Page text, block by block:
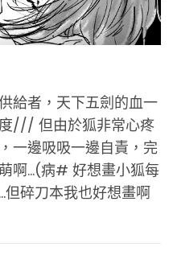
給者，天下五劍的血一
/// 但由於狐非常心疼
一邊吸吸一邊自責，完
啊…(病# 好想畫小狐每
碎刀本我也好想畫啊